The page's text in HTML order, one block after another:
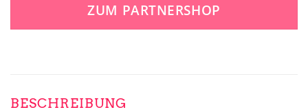
ZUM PARTNERSHOP
BESCHREIBUNG